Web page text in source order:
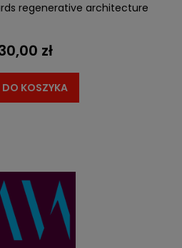
regenerative architecture
zł
DO KOSZYKA